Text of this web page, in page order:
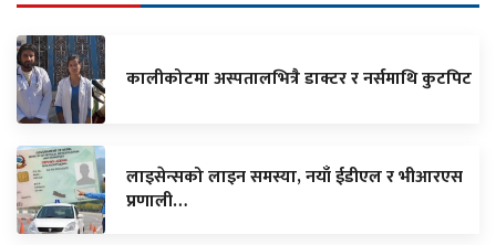
कालीकोटमा अस्पतालभित्रै डाक्टर र नर्समाथि कुटपिट
लाइसेन्सको लाइन समस्या, नयाँ ईडीएल र भीआरएस
प्रणाली…